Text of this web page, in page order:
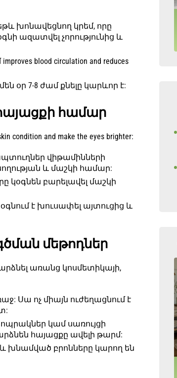
խոնավեցնող կրեմ, որը
ազատվել չորությունից և
blood circulation and reduces
օր 7-8 ժամ քնելը կարևոր է:
համար
condition and make the eyes brighter:
վիթամինների
և մաշկի համար:
կօգնեն բարելավել մաշկի
է խուսափել այտուցից և
մեթոդներ
առանց կոսմետիկայի,
Սա ոչ միայն ուժեղացնում է
կամ սառույցի
հայացքը ավելի թարմ:
խնամված բրոնները կարող են